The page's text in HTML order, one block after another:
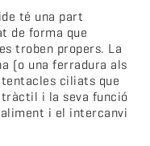
té una part
de forma que
troben propers. La
(o una ferradura als
ciliats que
i la seva funció
i el intercanvi